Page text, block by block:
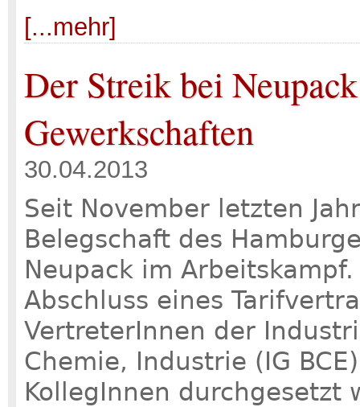
[...mehr]
Der Streik bei
Gewerkschaften
30.04.2013
Seit November letzten
Belegschaft des
Neupack im
Abschluss eines
VertreterInnen der
Chemie, Industrie (IG
KollegInnen durchgesetzt